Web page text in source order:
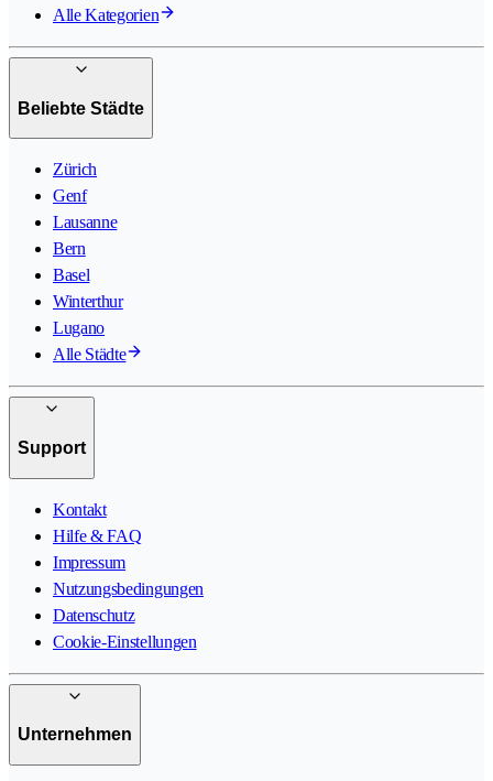
Alle Kategorien
Beliebte Städte
Zürich
Genf
Lausanne
Bern
Basel
Winterthur
Lugano
Alle Städte
Support
Kontakt
Hilfe & FAQ
Impressum
Nutzungsbedingungen
Datenschutz
Cookie-Einstellungen
Unternehmen